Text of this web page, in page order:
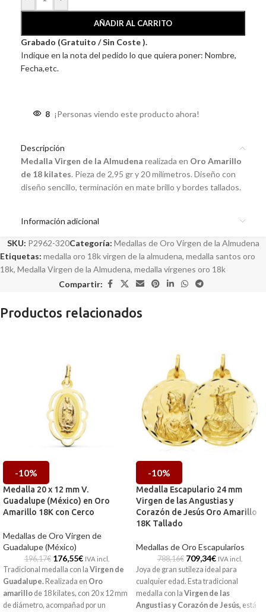
AÑADIR AL CARRITO
Grabado (Gratuito / Sin Coste ).
Indique en la nota del pedido lo que quiera poner: Nombre,
Fecha,etc.
8 ¡Personas viendo este producto ahora!
Descripción
Medalla Virgen de la Almudena realizada en Oro Amarillo
de 18 kilates. Pieza de 2,95 gr y 20 milímetros. Diseño con
diseño sencillo, terminación en mate brillo y bordes tallados.
Información adicional
SKU: P2962-320Categoría: Medallas de Oro Virgen de la Almudena
Etiquetas: medalla oro 18k virgen de la almudena, medalla santos oro
18k, Medalla Virgen de la Almudena, medalla vírgenes oro 18k
Compartir:
Productos relacionados
-10%
Medalla 20 x 12 mm V.
Guadalupe (México) en Oro
Amarillo 18K con Cerco
Medallas de Oro Virgen de
Guadalupe (México)
196,17€ 176,55€ IVA incl.
Tradicional medalla con la Virgen de
Guadalupe. Realizada en Oro
amarillo de 18 kilates, con 20 x 12 mm
de diámetro, acompañad por un
-10%
Medalla Escapulario 24 mm
Virgen de las Angustias y
Corazón de Jesús Oro Amarillo
18K Tallado
Medallas de Oro Escapularios
788,16€ 709,34€ IVA incl.
Joya de gran sutileza ideal para
cualquier edad. Esta tradicional
medalla con la Virgen de las
Angustias y Corazón de Jesús, está